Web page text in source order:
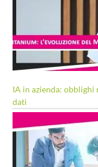
IA in azienda: obblighi
dati